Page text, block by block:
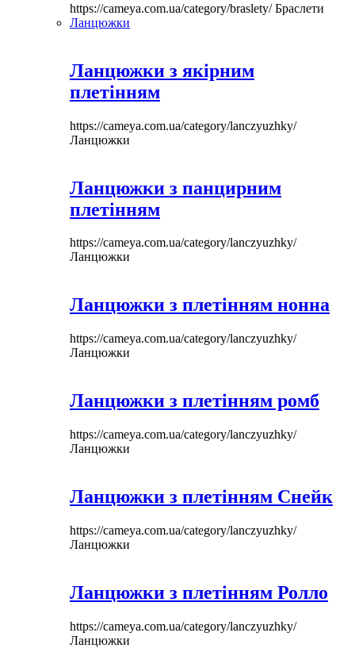
https://cameya.com.ua/category/braslety/Браслети
Ланцюжки
Ланцюжки з якірним
плетінням
https://cameya.com.ua/category/lanczyuzhky/
Ланцюжки
Ланцюжки з панцирним
плетінням
https://cameya.com.ua/category/lanczyuzhky/
Ланцюжки
Ланцюжки з плетінням нонна
https://cameya.com.ua/category/lanczyuzhky/
Ланцюжки
Ланцюжки з плетінням ромб
https://cameya.com.ua/category/lanczyuzhky/
Ланцюжки
Ланцюжки з плетінням Снейк
https://cameya.com.ua/category/lanczyuzhky/
Ланцюжки
Ланцюжки з плетінням Ролло
https://cameya.com.ua/category/lanczyuzhky/
Ланцюжки